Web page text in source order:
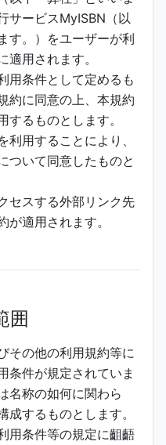
サービスMyISBN（以
す。）をユーザーが利
適用されます。
用条件として定めるも
約に同意の上、本規約
するものとします。
用することにより、
ついて同意したものと
セスする外部リンク先
が適用されます。
囲
その他の利用規約等に
条件が規定されていま
名称の如何に関わら
するものとします。
用条件等の規定に齟齬